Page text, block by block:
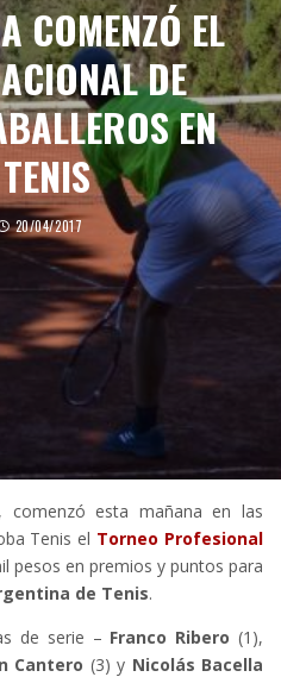
COMENZÓ EL
DE
EN
20/04/2017
comenzó esta mañana en las
Tenis el Torneo Profesional
pesos en premios y puntos para
de Tenis.
de serie – Franco Ribero (1),
Cantero (3) y Nicolás Bacella